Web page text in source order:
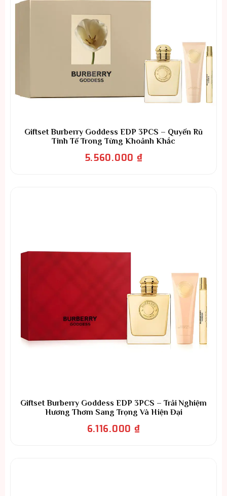
Giftset Burberry Goddess EDP 3PCS – Quyến Rũ
Tinh Tế Trong Từng Khoảnh Khắc
5.560.000 ₫
Giftset Burberry Goddess EDP 3PCS – Trải Nghiệm
Hương Thơm Sang Trọng Và Hiện Đại
6.116.000 ₫